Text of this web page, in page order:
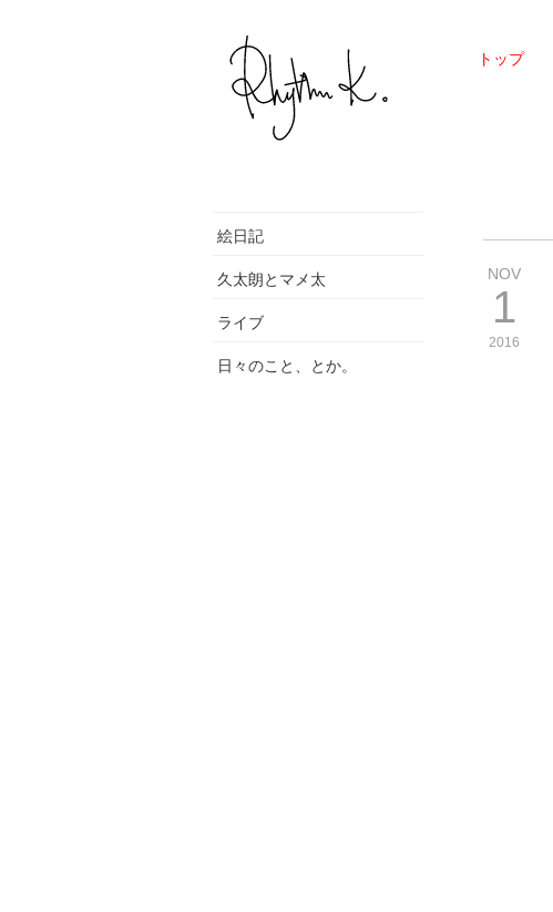
トップ
絵日記
久太朗とマメ太
ライブ
日々のこと、とか。
NOV
1
2016